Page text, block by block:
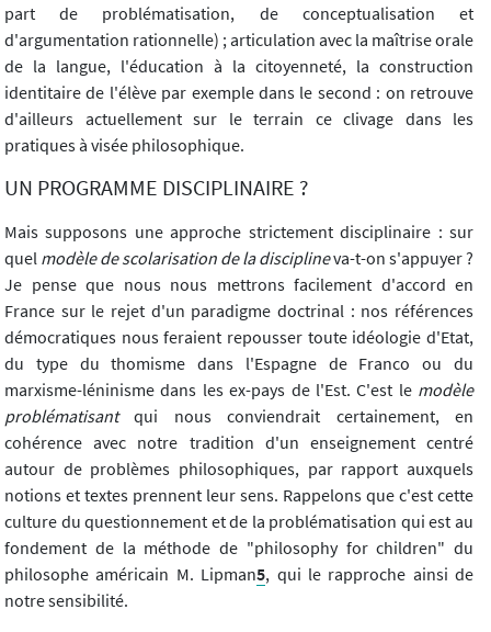
part de problématisation, de conceptualisation et
d'argumentation rationnelle) ; articulation avec la maîtrise orale
de la langue, l'éducation à la citoyenneté, la construction
identitaire de l'élève par exemple dans le second : on retrouve
d'ailleurs actuellement sur le terrain ce clivage dans les
pratiques à visée philosophique.
UN PROGRAMME DISCIPLINAIRE ?
Mais supposons une approche strictement disciplinaire : sur
quel modèle de scolarisation de la disciplineva-t-on s'appuyer ?
Je pense que nous nous mettrons facilement d'accord en
France sur le rejet d'un paradigme doctrinal : nos références
démocratiques nous feraient repousser toute idéologie d'Etat,
du type du thomisme dans l'Espagne de Franco ou du
marxisme-léninisme dans les ex-pays de l'Est. C'est le modèle
problématisantqui nous conviendrait certainement, en
cohérence avec notre tradition d'un enseignement centré
autour de problèmes philosophiques, par rapport auxquels
notions et textes prennent leur sens. Rappelons que c'est cette
culture du questionnement et de la problématisation qui est au
fondement de la méthode de "philosophy for children" du
philosophe américain M. Lipman5, qui le rapproche ainsi de
notre sensibilité.